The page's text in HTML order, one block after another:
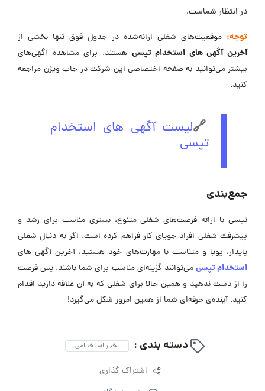
در انتظار شماست.
توجه: موقعیت‌های شغلی ارائه‌شده در جدول فوق تنها بخشی از
آخرین آگهی های استخدام تپسی هستند. برای مشاهده آگهی‌های
بیشتر می‌توانید به صفحه اختصاصی این شرکت در جاب ویژن مراجعه
کنید.
🔗لیست آگهی های استخدام
تپسی
جمع‌بندی
تپسی با ارائه فرصت‌های شغلی متنوع، بستری مناسب برای رشد و
پیشرفت شغلی افراد جویای کار فراهم کرده است. اگر به دنبال شغلی
پایدار، پویا و متناسب با مهارت‌های خود هستید، آخرین آگهی های
استخدام تپسیمی‌توانند گزینه‌ای مناسب برای شما باشند. پس فرصت
را از دست ندهید و همین حالا برای شغلی که به آن علاقه دارید اقدام
کنید. آینده‌ی حرفه‌ای شما از همین امروز شکل می‌گیرد!
دسته بندی : اخبار استخدامی
اشتراک گذاری